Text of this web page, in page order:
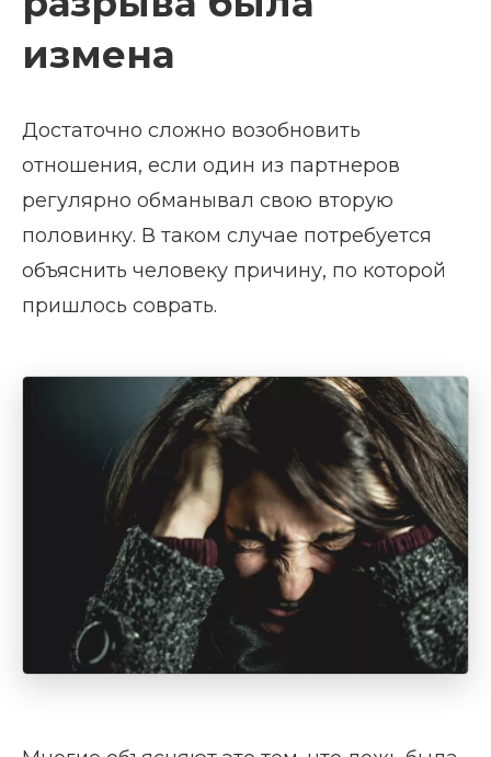
измена
Достаточно сложно возобновить
отношения, если один из партнеров
регулярно обманывал свою вторую
половинку. В таком случае потребуется
объяснить человеку причину, по которой
пришлось соврать.